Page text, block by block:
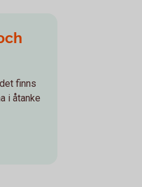
finns
i åtanke